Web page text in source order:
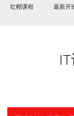
红帽课程 最新开